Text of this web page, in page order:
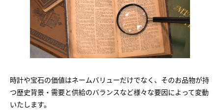
時計や宝石の価値はネームバリューだけでなく、そのお品物が持
つ歴史背景・需要と供給のバランスなど様々な要因によって変動
いたします。